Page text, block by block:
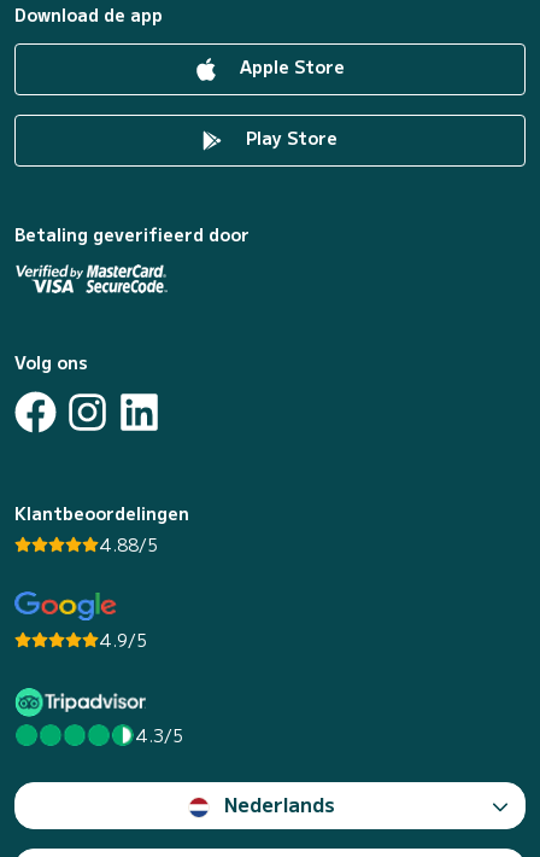
Download de app
Apple Store
Play Store
Betaling geverifieerd door
Volg ons
Klantbeoordelingen
4.88/5
4.9/5
4.3/5
Nederlands